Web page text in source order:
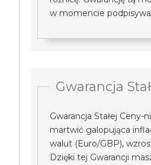
w momencie
Gwarancja
Gwarancja Stałej Ceny-
martwić galopująca
walut (Euro/GBP),
Dzięki tej Gwarancji